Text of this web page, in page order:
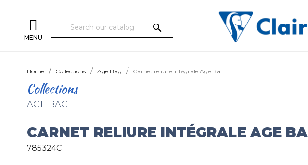
MENU
search
Home Collections Age Bag Carnet reliure intégrale Age Ba
Collections
AGE BAG
CARNET RELIURE INTÉGRALE AGE BA
785324C